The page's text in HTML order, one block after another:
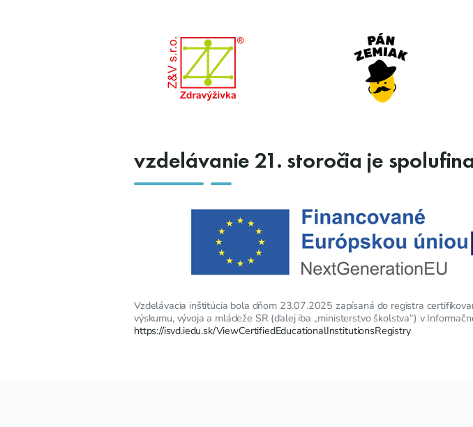
vzdelávanie 21. storočia je
Vzdelávacia inštitúcia bola dňom 23.07.2025 zapísaná do registra
výskumu, vývoja a mládeže SR (ďalej iba „ministerstvo školstva“) v
https://isvd.iedu.sk/ViewCertifiedEducationalInstitutionsRegistry